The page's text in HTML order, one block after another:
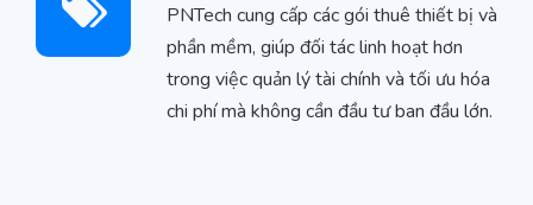
PNTech cung cấp các gói thuê thiết bị và
phần mềm, giúp đối tác linh hoạt hơn
trong việc quản lý tài chính và tối ưu hóa
chi phí mà không cần đầu tư ban đầu lớn.